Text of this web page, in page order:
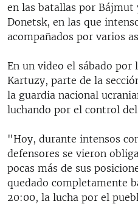
en las batallas por Bájmut
Donetsk, en las que
acompañados por varios
En un video el sábado
Kartuzy, parte de la
la guardia nacional
luchando por el control
"Hoy, durante intensos
defensores se vieron
pocas más de sus
quedado completamente
20:00, la lucha por el